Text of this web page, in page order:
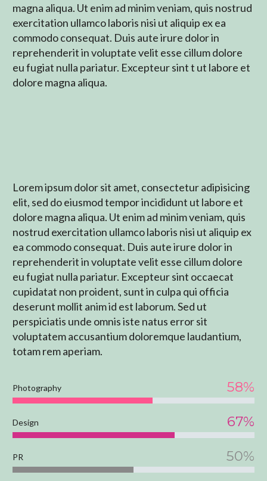
magna aliqua. Ut enim ad minim veniam, quis nostrud
exercitation ullamco laboris nisi ut aliquip ex ea
commodo consequat. Duis aute irure dolor in
reprehenderit in voluptate velit esse cillum dolore
eu fugiat nulla pariatur. Excepteur sint t ut labore et
dolore magna aliqua.
Lorem ipsum dolor sit amet, consectetur adipisicing
elit, sed do eiusmod tempor incididunt ut labore et
dolore magna aliqua. Ut enim ad minim veniam, quis
nostrud exercitation ullamco laboris nisi ut aliquip ex
ea commodo consequat. Duis aute irure dolor in
reprehenderit in voluptate velit esse cillum dolore
eu fugiat nulla pariatur. Excepteur sint occaecat
cupidatat non proident, sunt in culpa qui officia
deserunt mollit anim id est laborum. Sed ut
perspiciatis unde omnis iste natus error sit
voluptatem accusantium doloremque laudantium,
totam rem aperiam.
Photography 58%
Design 67%
PR 50%